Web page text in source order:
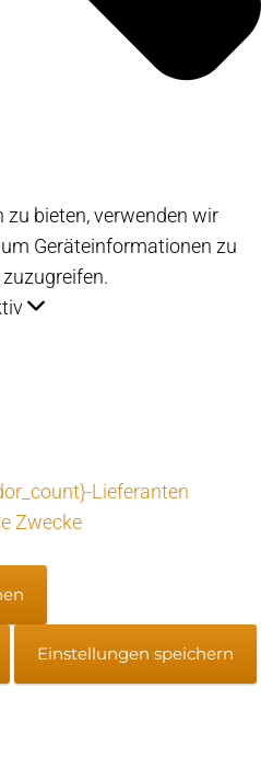
zu bieten, verwenden wir
Geräteinformationen zu
Lieferanten
Zwecke
Einstellungen speichern